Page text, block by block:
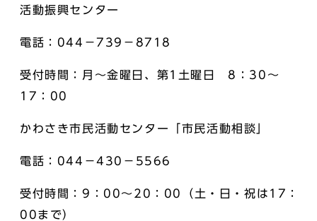
活動振興センター
電話：044－739－8718
受付時間：月～金曜日、第1土曜日 8：30～
17：00
かわさき市民活動センター「市民活動相談」
電話：044－430－5566
受付時間：9：00～20：00（土・日・祝は17：
00まで）